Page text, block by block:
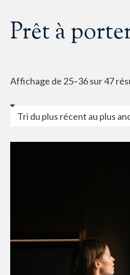
Prêt à
Affichage de 25–36 sur 47